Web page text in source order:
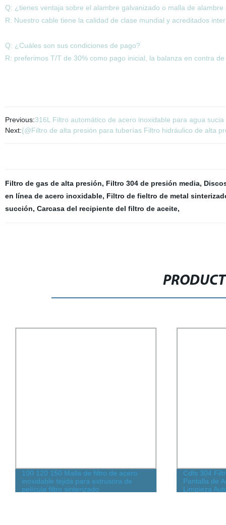
Q: ¿tienes ventaja sobre el alambre galvanizado o malla de
R: Nuestro cable tiene la calidad de clase mundial y acreditados
Q: ¿Cuáles son sus condiciones de pago?
R: preferimos T/T de 30% como pago inicial, la balanza en contra
Previous:316L Filtro automático de acero inoxidable para agua
Next:{@Filtro de alta presión para tuberías Filtro hidráulico de alta
Filtro de gas de alta presión, Filtro 304 de presión media,
en línea de acero inoxidable, Filtro de fieltro de metal
succión, Carcasa del recipiente del filtro de aceite,
100 120 150 Malla de filtro de acero
inoxidable tejida para extrusora de
película filtro sinterizado
Cdfs 304
Pantalla de
Limpieza